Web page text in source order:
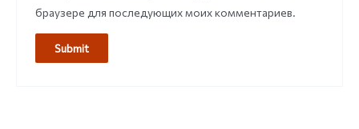
браузере для последующих моих комментариев.